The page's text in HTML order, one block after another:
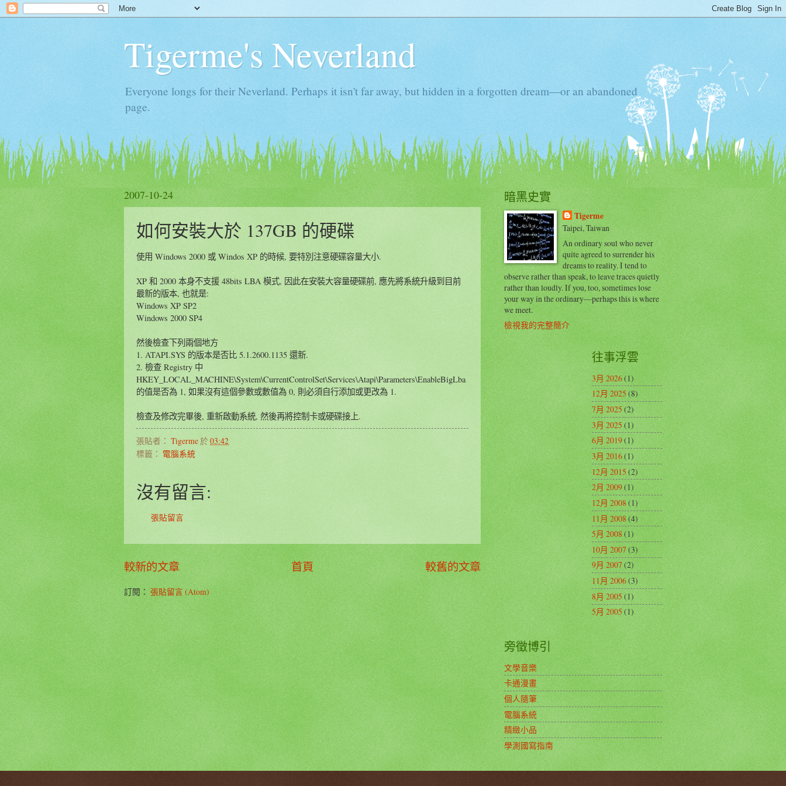
Tigerme's Neverland
Everyone longs for their Neverland. Perhaps it isn't far away, but hidden in a forgotten dream—or an abandoned
page.
2007-10-24
如何安裝大於 137GB 的硬碟
使用 Windows 2000 或 Windos XP 的時候, 要特別注意硬碟容量大小.
XP 和 2000 本身不支援 48bits LBA 模式, 因此在安裝大容量硬碟前, 應先將系統升級到目前
最新的版本, 也就是:
Windows XP SP2
Windows 2000 SP4
然後檢查下列兩個地方
1. ATAPI.SYS 的版本是否比 5.1.2600.1135 還新.
2. 檢查 Registry 中
HKEY_LOCAL_MACHINE\System\CurrentControlSet\Services\Atapi\Parameters\EnableBigLba
的值是否為 1, 如果沒有這個參數或數值為 0, 則必須自行添加或更改為 1.
檢查及修改完畢後, 重新啟動系統, 然後再將控制卡或硬碟接上.
張貼者： Tigerme於03:42
標籤： 電腦系統
沒有留言:
張貼留言
較新的文章 較舊的文章
首頁
訂閱：張貼留言 (Atom)
暗黑史實
Tigerme
Taipei, Taiwan
An ordinary soul who never
quite agreed to surrender his
dreams to reality. I tend to
observe rather than speak, to leave traces quietly
rather than loudly. If you, too, sometimes lose
your way in the ordinary—perhaps this is where
we meet.
檢視我的完整簡介
往事浮雲
3月 2026(1)
12月 2025(8)
7月 2025(2)
3月 2025(1)
6月 2019(1)
3月 2016(1)
12月 2015(2)
2月 2009(1)
12月 2008(1)
11月 2008(4)
5月 2008(1)
10月 2007(3)
9月 2007(2)
11月 2006(3)
8月 2005(1)
5月 2005(1)
旁徵博引
文學音樂
卡通漫畫
個人隨筆
電腦系統
精緻小品
學測國寫指南